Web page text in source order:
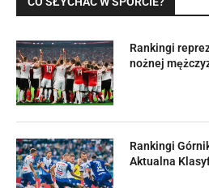
Rankingi
nożnej
Rankingi
Aktualna